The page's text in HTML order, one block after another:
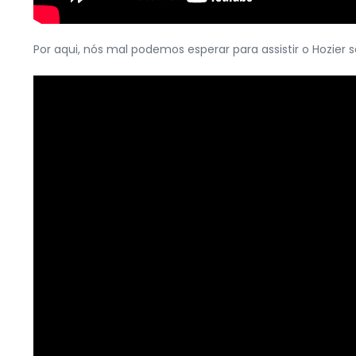
Por aqui, nós mal podemos esperar para assistir o